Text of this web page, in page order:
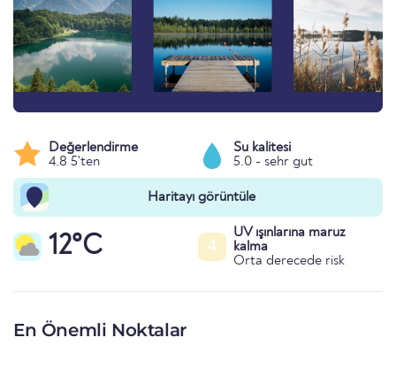
Değerlendirme
4.8 5'ten
Su kalitesi
5.0 - sehr gut
Haritayı görüntüle
12°C 4
UV ışınlarına maruz
kalma
Orta derecede risk
En Önemli Noktalar